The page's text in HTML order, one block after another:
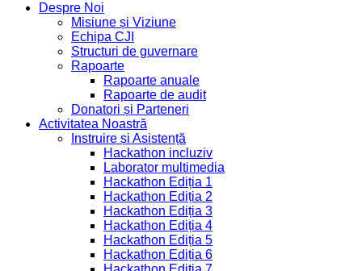
Despre Noi
Misiune și Viziune
Echipa CJI
Structuri de guvernare
Rapoarte
Rapoarte anuale
Rapoarte de audit
Donatori și Parteneri
Activitatea Noastră
Instruire și Asistență
Hackathon incluziv
Laborator multimedia
Hackathon Ediția 1
Hackathon Ediția 2
Hackathon Ediția 3
Hackathon Ediția 4
Hackathon Ediția 5
Hackathon Ediția 6